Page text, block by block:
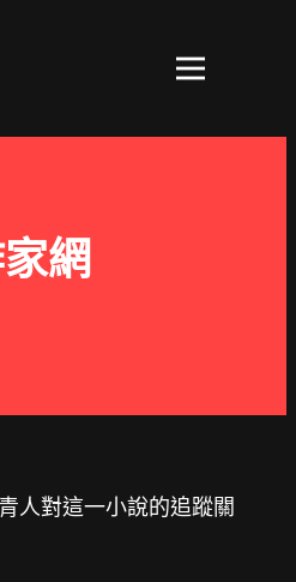
網
人對這一小說的追蹤關